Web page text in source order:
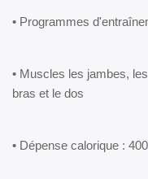
• Programmes
• Muscles les jambes,
bras et le dos
• Dépense calorique :